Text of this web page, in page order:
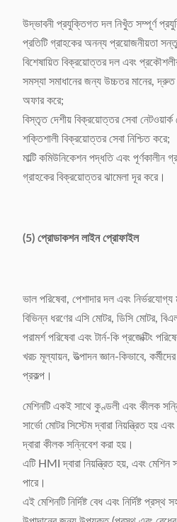
উদ্ভাবনী প্রযুক্তিগত দল নিখুঁত সম্পূর্ণ
প্রতিটি গ্রাহকের অনন্য প্রয়োজনীয়তা
বিশেষায়িত বিক্রয়োত্তর দল এবং
সমস্যা সমাধানের জন্য উচ্চতর মানের, দ্রুত
অফার করে;
বিস্তৃত দেশীয় বিক্রয়োত্তর সেবা নেটওয়ার্ক
শক্তিশালী বিক্রয়োত্তর সেবা নিশ্চিত করে;
মাল্টি কমিউনিকেশন পদ্ধতি এবং পূর্ণকালীন
গ্রাহকের বিক্রয়োত্তর ঝামেলা দূর করে।
(5) প্রোডাকশন লাইন প্রোফাইল
ভাল পরিষেবা, পেশাদার দল এবং
বিভিন্ন ধরণের এসি মোটর, ডিসি মোটর,
পরামর্শ পরিষেবা এবং টার্ন-কি প্রজেক্টিং
খরচ মূল্যায়ন, উত্পাদন জ্ঞান-কিভাবে,
প্রকল্প।
মেশিনটি একই সাথে কুণ্ডলী এবং কীলক
সার্ভো মোটর সিস্টেম দ্বারা নিয়ন্ত্রিত হয়
দ্বারা কীলক সন্নিবেশ করা হয়।
এটি HMI দ্বারা নিয়ন্ত্রিত হয়, এবং মেশিন
পারে।
এই মেশিনটি নির্দিষ্ট বেধ এবং নির্দিষ্ট